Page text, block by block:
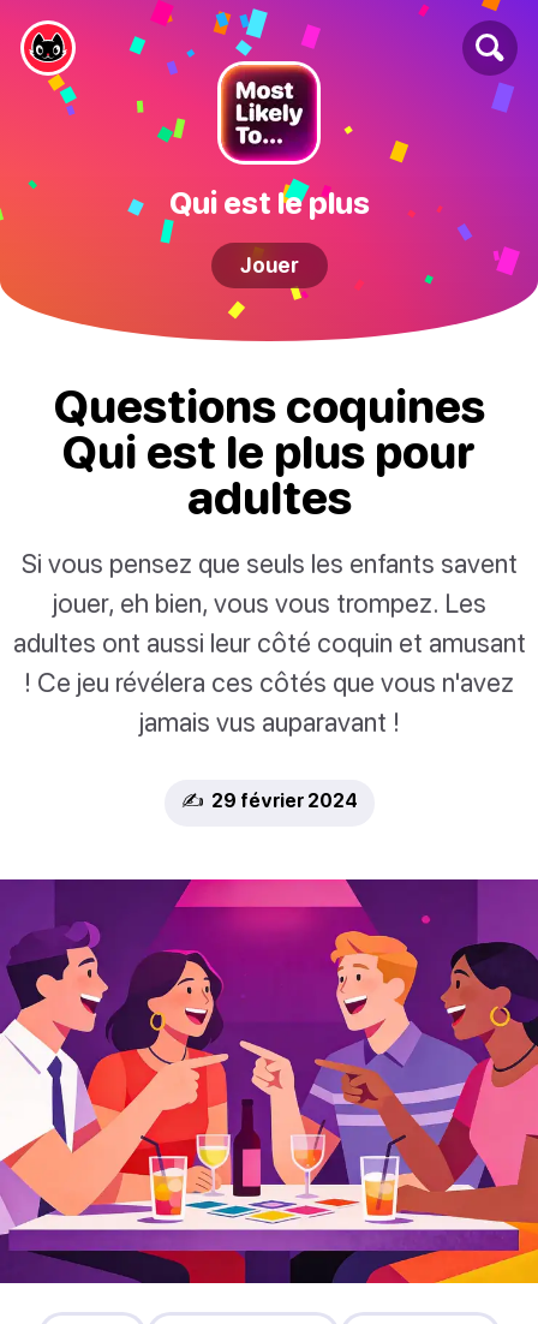
Qui est le plus
Jouer
Questions coquines
Qui est le plus pour
adultes
Si vous pensez que seuls les enfants savent
jouer, eh bien, vous vous trompez. Les
adultes ont aussi leur côté coquin et amusant
! Ce jeu révélera ces côtés que vous n'avez
jamais vus auparavant !
✍️ 29 février 2024